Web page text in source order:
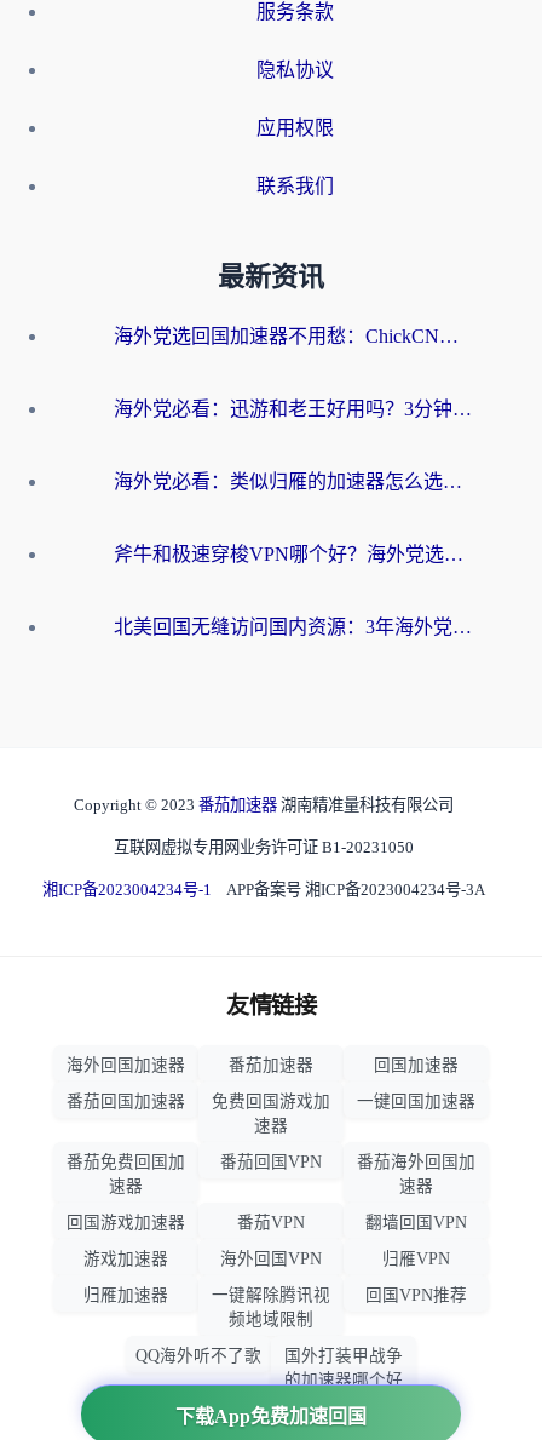
服务条款
隐私协议
应用权限
联系我们
最新资讯
海外党选回国加速器不用愁：ChickCN和洞见哪个好？一篇搞定所有疑问
海外党必看：迅游和老王好用吗？3分钟选对加速国内网络的加速器
海外党必看：类似归雁的加速器怎么选？一篇搞定无缝访问国内资源
斧牛和极速穿梭VPN哪个好？海外党选回国加速器必看的真实对比与避坑指南
北美回国无缝访问国内资源：3年海外党亲测的加速器选择指南
下载App免费加速回国
Copyright © 2023 番茄加速器 湖南精准量科技有限公司
互联网虚拟专用网业务许可证 B1-20231050
湘ICP备2023004234号-1 APP备案号 湘ICP备2023004234号-3A
友情链接
海外回国加速器 番茄加速器
回国加速器
番茄回国加速器
免费回国游戏加
速器
一键回国加速器
番茄免费回国加
速器
番茄回国VPN
番茄海外回国加
速器
回国游戏加速器
番茄VPN
翻墙回国VPN
游戏加速器
海外回国VPN
归雁VPN
归雁加速器
一键解除腾讯视
频地域限制
回国VPN推荐
QQ海外听不了歌
国外打装甲战争
的加速器哪个好
用